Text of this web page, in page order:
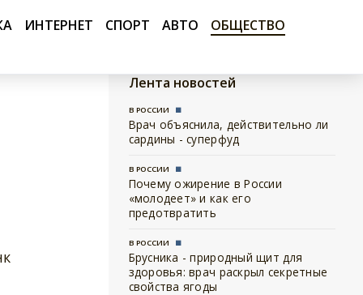
ИНТЕРНЕТ СПОРТ АВТО ОБЩЕСТВО
Лента новостей
В РОССИИ
Врач объяснила, действительно ли
сардины - суперфуд
В РОССИИ
Почему ожирение в России
«молодеет» и как его
предотвратить
В РОССИИ
Брусника - природный щит для
здоровья: врач раскрыл секретные
свойства ягоды